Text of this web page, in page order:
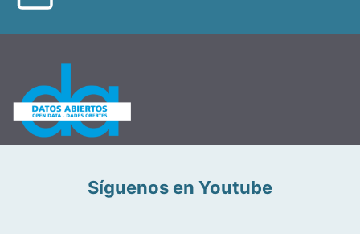
Síguenos en Youtube